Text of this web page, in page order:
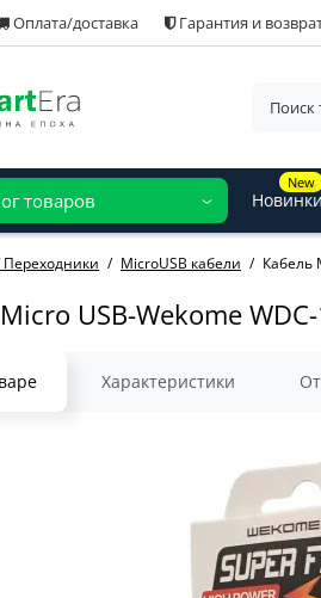
Оплата/доставка Гарантия и
товаров
New
Переходники MicroUSB кабели Кабель
USB-Wekome
Характеристики